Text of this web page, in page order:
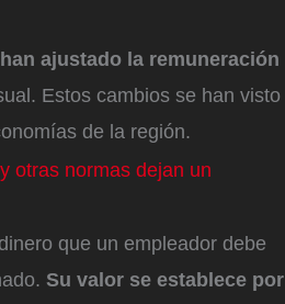
ajustado la remuneración
Estos cambios se han visto
de la región.
otras normas dejan un
que un empleador debe
Su valor se establece por